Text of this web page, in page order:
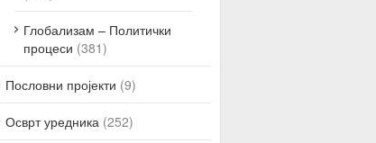
Глобализам – Политички
процеси (381)
Пословни пројекти (9)
Осврт уредника (252)